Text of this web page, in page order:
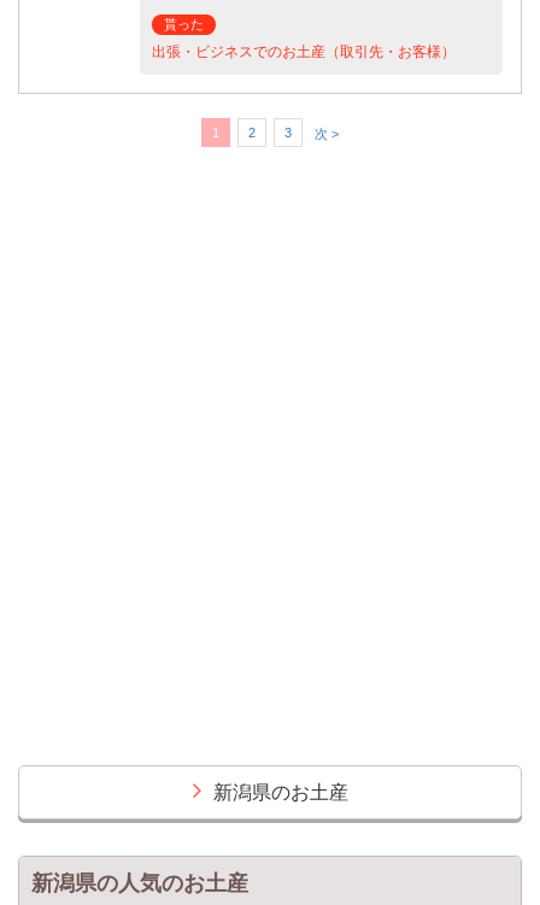
貰った
出張・ビジネスでのお土産（取引先・お客様）
1 2 3 次 >
新潟県のお土産
新潟県の人気のお土産